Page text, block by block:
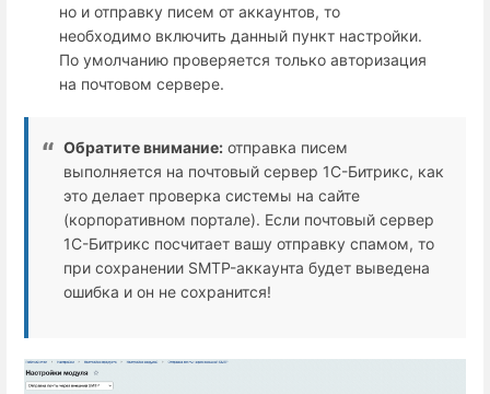
но и отправку писем от аккаунтов, то
необходимо включить данный пункт настройки.
По умолчанию проверяется только авторизация
на почтовом сервере.
Обратите внимание: отправка писем
выполняется на почтовый сервер 1С-Битрикс, как
это делает проверка системы на сайте
(корпоративном портале). Если почтовый сервер
1С-Битрикс посчитает вашу отправку спамом, то
при сохранении SMTP-аккаунта будет выведена
ошибка и он не сохранится!